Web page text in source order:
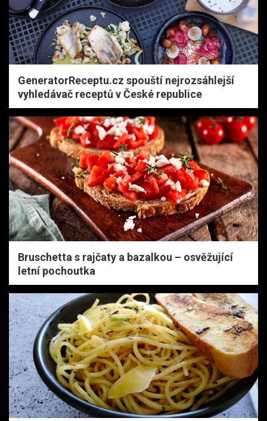
GeneratorReceptu.cz spouští nejrozsáhlejší
vyhledávač receptů v České republice
Bruschetta s rajčaty a bazalkou – osvěžující
letní pochoutka